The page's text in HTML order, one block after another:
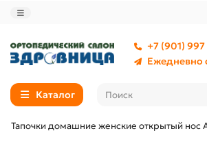
+7 (901) 997
Ежедневно
Каталог
Тапочки домашние женские открытый нос